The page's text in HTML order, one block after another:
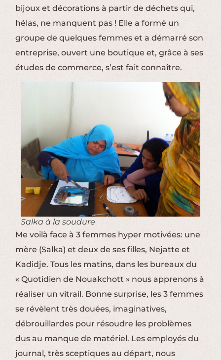
bijoux et décorations à partir de déchets qui,
hélas, ne manquent pas ! Elle a formé un
groupe de quelques femmes et a démarré son
entreprise, ouvert une boutique et, grâce à ses
études de commerce, s’est fait connaître.
Salka à la soudure
Me voilà face à 3 femmes hyper motivées: une
mère (Salka) et deux de ses filles, Nejatte et
Kadidje. Tous les matins, dans les bureaux du
« Quotidien de Nouakchott » nous apprenons à
réaliser un vitrail. Bonne surprise, les 3 femmes
se révèlent très douées, imaginatives,
débrouillardes pour résoudre les problèmes
dus au manque de matériel. Les employés du
journal, très sceptiques au départ, nous